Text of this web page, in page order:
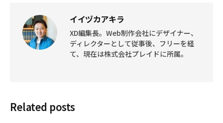
イイヅカアキラ
XD編集長。Web制作会社にデザイナー、
ディレクターとして従事後、フリーを経
て、現在は株式会社プレイドに所属。
Related posts